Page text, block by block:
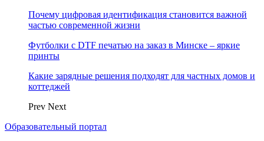
Почему цифровая идентификация становится важной
частью современной жизни
Футболки с DTF печатью на заказ в Минске – яркие
принты
Какие зарядные решения подходят для частных домов и
коттеджей
Prev Next
Образовательный портал